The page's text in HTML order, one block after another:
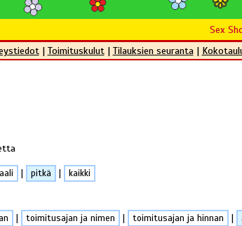
Sex
| Toimituskulut| Tilauksien seuranta|
pitkä kaikki
toimitusajan ja nimen toimitusajan ja hinnan